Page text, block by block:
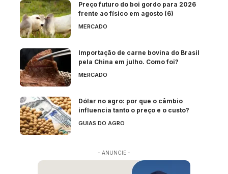
Preço futuro do boi gordo para 2026
frente ao físico em agosto (6)
MERCADO
Importação de carne bovina do Brasil
pela China em julho. Como foi?
MERCADO
Dólar no agro: por que o câmbio
influencia tanto o preço e o custo?
GUIAS DO AGRO
- ANUNCIE -